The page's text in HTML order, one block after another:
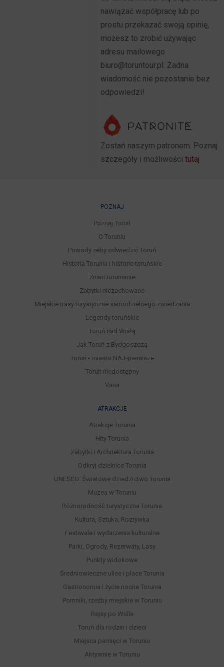
nawiązać współpracę lub po
prostu przekazać swoją opinię,
możesz to zrobić używając
adresu mailowego
biuro@toruntour.pl. Żadna
wiadomość nie pozostanie bez
odpowiedzi!
Zostań naszym patronem. Poznaj
szczegóły i możliwości tutaj
POZNAJ
Poznaj Toruń
O Toruniu
Powody żeby odwiedzić Toruń
Historia Torunia i historie toruńskie
Znani torunianie
Zabytki niezachowane
Miejskie trasy turystyczne samodzielnego zwiedzania
Legendy toruńskie
Toruń nad Wisłą
Jak Toruń z Bydgoszczą
Toruń - miasto NAJ-pierwsze
Toruń niedostępny
Varia
ATRAKCJE
Atrakcje Torunia
Hity Torunia
Zabytki i Architektura Torunia
Odkryj dzielnice Torunia
UNESCO: Światowe dziedzictwo Torunia
Muzea w Toruniu
Różnorodność turystyczna Torunia
Kultura, Sztuka, Rozrywka
Festiwale i wydarzenia kulturalne
Parki, Ogrody, Rezerwaty, Lasy
Punkty widokowe
Średniowieczne ulice i place Torunia
Gastronomia i życie nocne Torunia
Pomniki, rzeźby miejskie w Toruniu
Rejsy po Wiśle
Toruń dla rodzin i dzieci
Miejsca pamięci w Toruniu
Aktywnie w Toruniu